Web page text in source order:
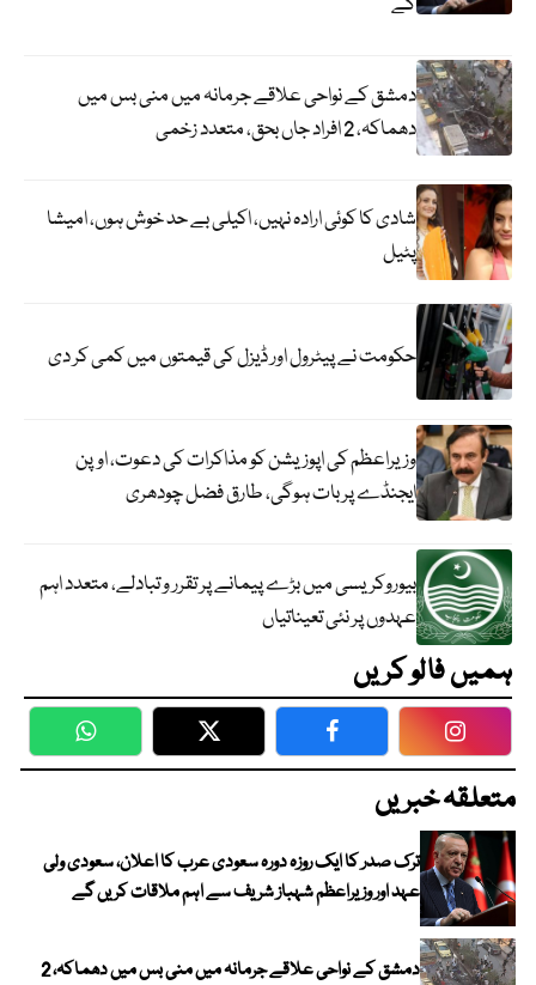
دمشق کے نواحی علاقے جرمانہ میں منی بس میں
دھماکہ، 2 افراد جاں بحق، متعدد زخمی
شادی کا کوئی ارادہ نہیں، اکیلی بے حد خوش ہوں، امیشا
پٹیل
حکومت نے پیٹرول اور ڈیزل کی قیمتوں میں کمی کر دی
وزیراعظم کی اپوزیشن کو مذاکرات کی دعوت، اوپن
ایجنڈے پر بات ہوگی، طارق فضل چودھری
بیوروکریسی میں بڑے پیمانے پر تقرر و تبادلے، متعدد اہم
عہدوں پر نئی تعیناتیاں
ہمیں فالو کریں
WhatsApp Twitter Facebook
متعلقہ خبریں
ترک صدر کا ایک روزہ دورہ سعودی عرب کا اعلان، سعودی ولی
عہد اور وزیراعظم شہباز شریف سے اہم ملاقات کریں گے
دمشق کے نواحی علاقے جرمانہ میں منی بس میں دھماکہ، 2